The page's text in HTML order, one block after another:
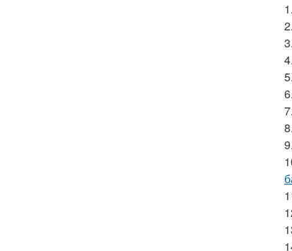
1.
2.
3.
4.
5.
6.
7.
8.
9.